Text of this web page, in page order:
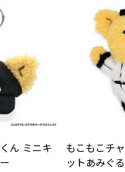
ん ミニキ
もこもこチ
ットあみぐ